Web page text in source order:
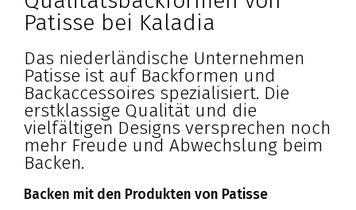
Patisse bei Kaladia
Das niederländische Unternehmen
Patisse ist auf Backformen und
Backaccessoires spezialisiert. Die
erstklassige Qualität und die
vielfältigen Designs versprechen noch
mehr Freude und Abwechslung beim
Backen.
Backen mit den Produkten von Patisse